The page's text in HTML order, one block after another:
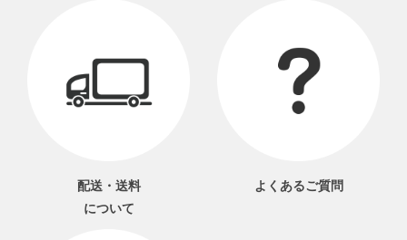
配送・送料
について
よくあるご質問